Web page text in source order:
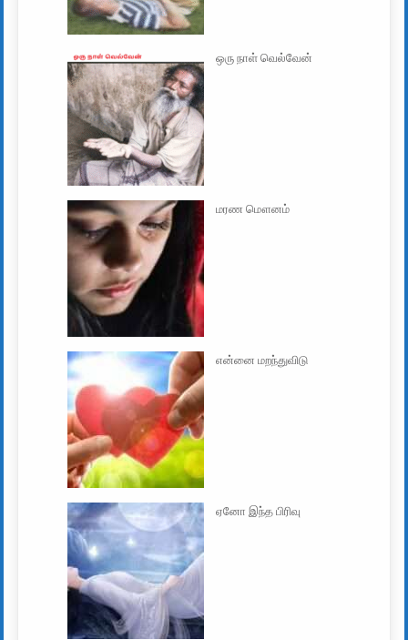
ஒரு நாள் வெல்வேன்
மரண மௌனம்
என்னை மறந்துவிடு
ஏனோ இந்த பிரிவு